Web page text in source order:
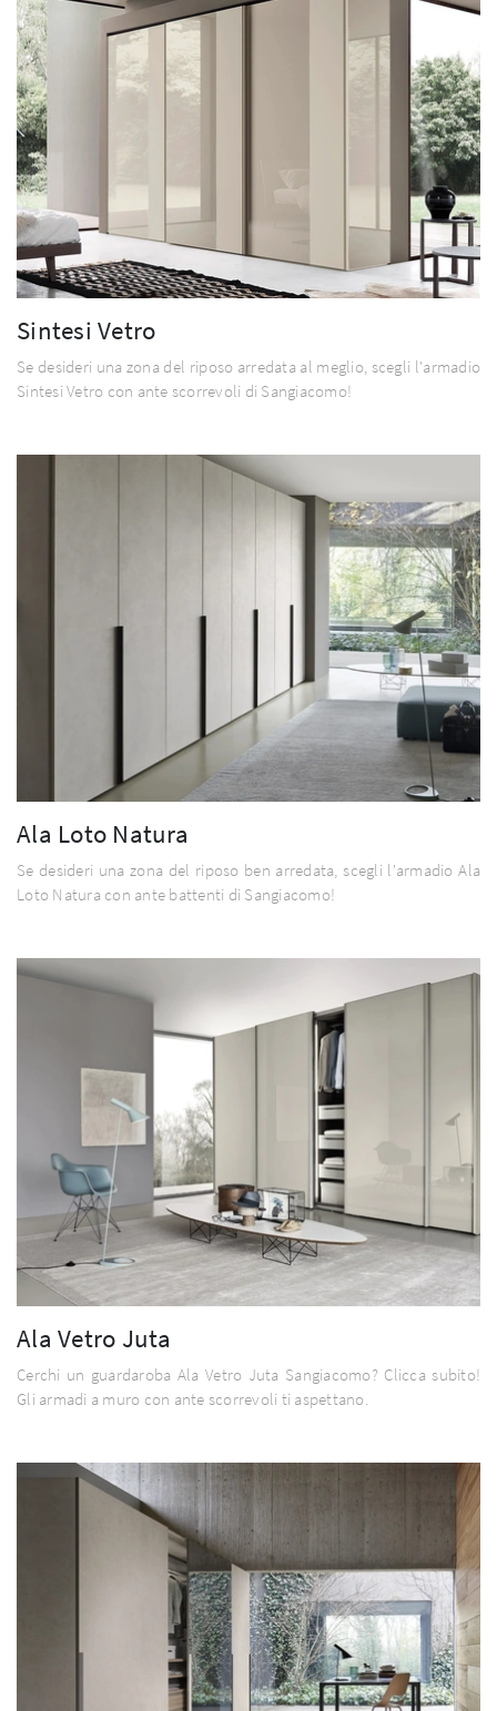
Sintesi Vetro
Se desideri una zona del riposo arredata al meglio, scegli l'armadio
Sintesi Vetro con ante scorrevoli di Sangiacomo!
Ala Loto Natura
Se desideri una zona del riposo ben arredata, scegli l'armadio Ala
Loto Natura con ante battenti di Sangiacomo!
Ala Vetro Juta
Cerchi un guardaroba Ala Vetro Juta Sangiacomo? Clicca subito!
Gli armadi a muro con ante scorrevoli ti aspettano.